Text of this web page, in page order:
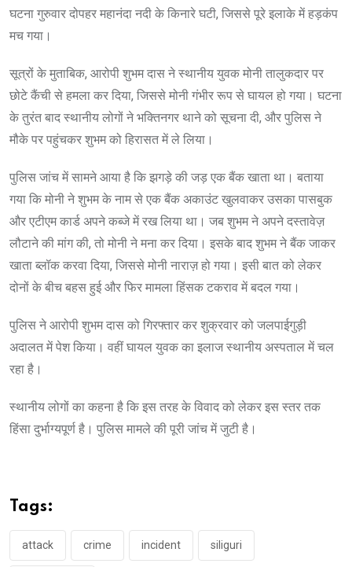
घटना गुरुवार दोपहर महानंदा नदी के किनारे घटी, जिससे पूरे इलाके में हड़कंप
मच गया।
सूत्रों के मुताबिक, आरोपी शुभम दास ने स्थानीय युवक मोनी तालुकदार पर
छोटे कैंची से हमला कर दिया, जिससे मोनी गंभीर रूप से घायल हो गया। घटना
के तुरंत बाद स्थानीय लोगों ने भक्तिनगर थाने को सूचना दी, और पुलिस ने
मौके पर पहुंचकर शुभम को हिरासत में ले लिया।
पुलिस जांच में सामने आया है कि झगड़े की जड़ एक बैंक खाता था। बताया
गया कि मोनी ने शुभम के नाम से एक बैंक अकाउंट खुलवाकर उसका पासबुक
और एटीएम कार्ड अपने कब्जे में रख लिया था। जब शुभम ने अपने दस्तावेज़
लौटाने की मांग की, तो मोनी ने मना कर दिया। इसके बाद शुभम ने बैंक जाकर
खाता ब्लॉक करवा दिया, जिससे मोनी नाराज़ हो गया। इसी बात को लेकर
दोनों के बीच बहस हुई और फिर मामला हिंसक टकराव में बदल गया।
पुलिस ने आरोपी शुभम दास को गिरफ्तार कर शुक्रवार को जलपाईगुड़ी
अदालत में पेश किया। वहीं घायल युवक का इलाज स्थानीय अस्पताल में चल
रहा है।
स्थानीय लोगों का कहना है कि इस तरह के विवाद को लेकर इस स्तर तक
हिंसा दुर्भाग्यपूर्ण है। पुलिस मामले की पूरी जांच में जुटी है।
Tags:
attack crime incident siliguri